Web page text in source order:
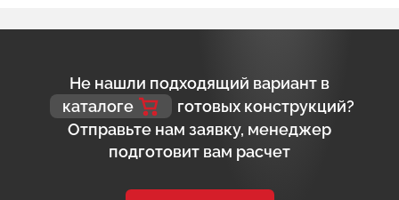
Не нашли подходящий вариант в
каталоге
готовых конструкций?
Отправьте нам заявку, менеджер
подготовит вам расчет